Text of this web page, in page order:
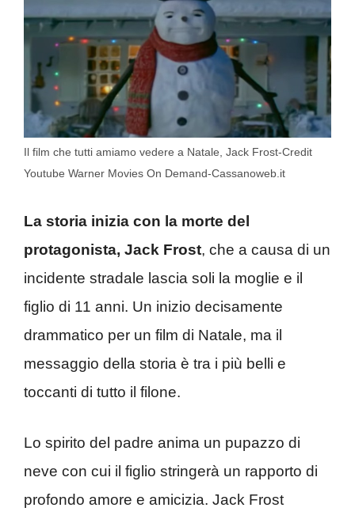
Il film che tutti amiamo vedere a Natale, Jack Frost-Credit
Youtube Warner Movies On Demand-Cassanoweb.it
La storia inizia con la morte del
protagonista, Jack Frost, che a causa di un
incidente stradale lascia soli la moglie e il
figlio di 11 anni. Un inizio decisamente
drammatico per un film di Natale, ma il
messaggio della storia è tra i più belli e
toccanti di tutto il filone.
Lo spirito del padre anima un pupazzo di
neve con cui il figlio stringerà un rapporto di
profondo amore e amicizia. Jack Frost